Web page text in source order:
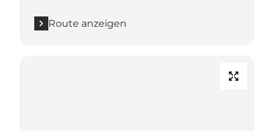
Route anzeigen